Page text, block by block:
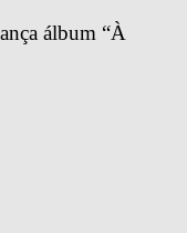
álbum “À